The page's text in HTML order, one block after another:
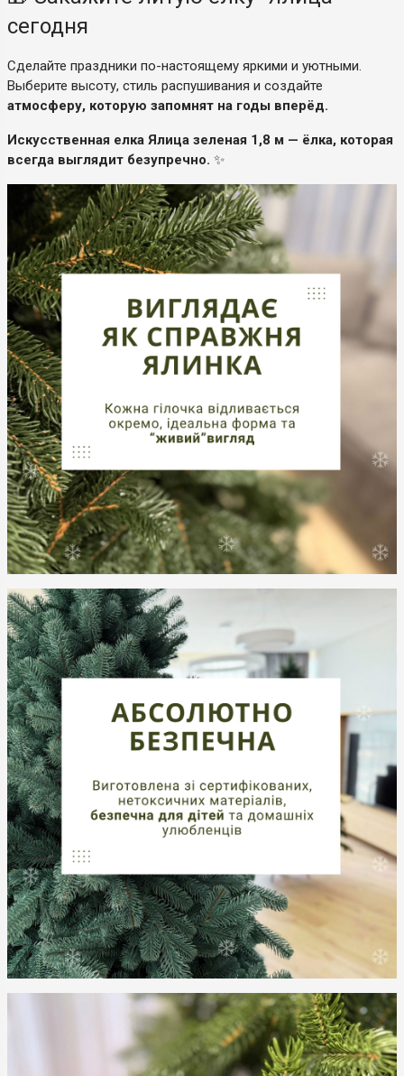
сегодня
Сделайте праздники по-настоящему яркими и уютными.
Выберите высоту, стиль распушивания и создайте
атмосферу, которую запомнят на годы вперёд.
Искусственная елка Ялица зеленая 1,8 м — ёлка, которая
всегда выглядит безупречно. ✨